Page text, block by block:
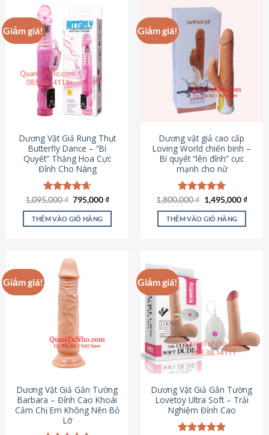
Giảm giá!
Dương Vật Giả Rung Thụt
Butterfly Dance – “Bí
Quyết” Thăng Hoa Cực
Đỉnh Cho Nàng
Được xếp
hạng4.65
5 sao
1,095,000₫ Giá
là:
1,095,000 ₫.
795,000₫Giá
tại
THÊM VÀO GIỎ HÀNG
Giảm giá!
Dương vật giả cao cấp
Loving World chiến binh –
Bí quyết “lên đỉnh” cực
mạnh cho nữ
Được xếp
hạng4.89
5 sao
1,800,000₫ Giá
gốc
là:
1,800,000 ₫.
1,495,000₫Giá
THÊM VÀO GIỎ HÀNG
Giảm giá!
Dương Vật Giả Gắn Tường
Barbara – Đỉnh Cao Khoái
Cảm Chị Em Không Nên Bỏ
Lỡ
Giảm giá!
Dương Vật Giả Gắn Tường
Lovetoy Ultra Soft – Trải
Nghiệm Đỉnh Cao